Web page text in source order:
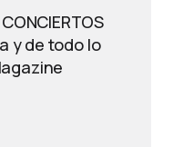
y de todo lo